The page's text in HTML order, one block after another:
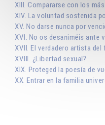
XIII. Compararse con los
XIV. La voluntad sostenida
XV. No darse nunca por
XVI. No os desaniméis ante
XVII. El verdadero artista del
XVIII. ¿Libertad sexual?
XIX. Proteged la poesía de
XX. Entrar en la familia